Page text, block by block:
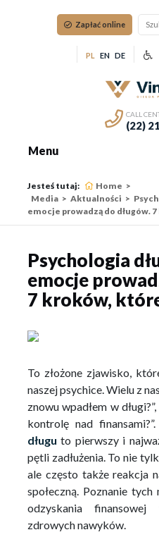
Zapłać online
PL EN DE
CALL
(22)
Menu
Jesteś tutaj:
Home
Media
Aktualności
emocje prowadzą do długów.
Psychologia
emocje
7 kroków,
To złożone zjawisko,
naszej psychice. Wielu z
znowu wpadłem w
kontrolę nad
długu to pierwszy i
pętli zadłużenia. To nie
ale często także reakcja
społeczną. Poznanie
odzyskania
zdrowych nawyków.